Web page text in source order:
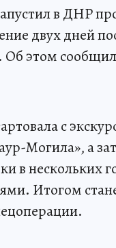
в ДНР
двух дней
Об этом
с
Могила», а
в нескольких
Итогом